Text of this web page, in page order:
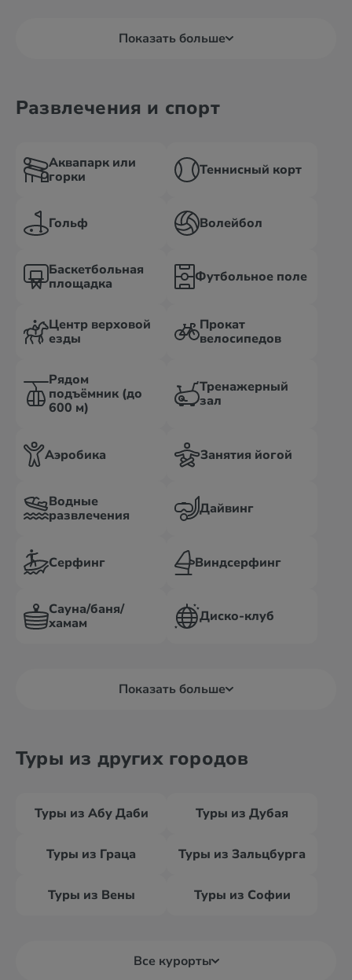
Показать больше
Развлечения и спорт
Аквапарк или
горки
Теннисный корт
Гольф Волейбол
Баскетбольная
площадка
Футбольное поле
Центр верховой
езды
Прокат
велосипедов
Рядом
подъёмник (до
600 м)
Тренажерный
зал
Аэробика Занятия йогой
Водные
развлечения
Дайвинг
Серфинг Виндсерфинг
Сауна/баня/
хамам
Диско-клуб
Показать больше
Туры из других городов
Туры из Абу Даби Туры из Дубая
Туры из Граца Туры из Зальцбурга
Туры из Вены Туры из Софии
Все курорты